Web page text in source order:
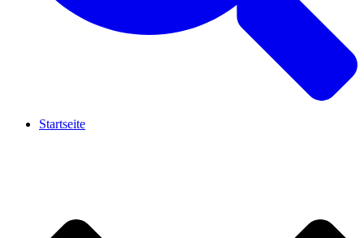
Startseite